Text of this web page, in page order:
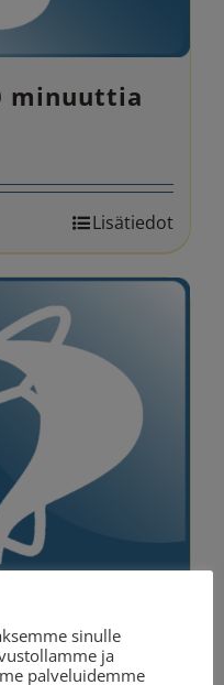
minuuttia
Lisätiedot
sinulle
ja
palveluidemme